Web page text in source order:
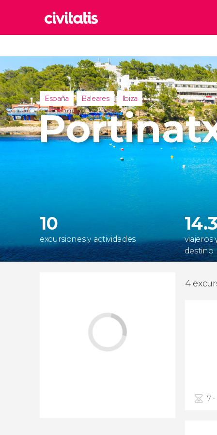
Italia
Reino
Reino
Turquía
España Baleares Ibiza
10
excursiones y actividades
viajeros
destino
4
7 -